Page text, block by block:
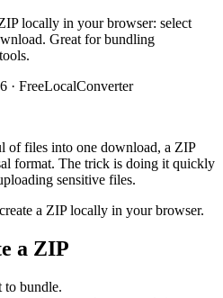
locally in your browser: select
Great for bundling
· FreeLocalConverter
of files into one download, a ZIP
format. The trick is doing it quickly
sensitive files.
a ZIP locally in your browser.
a ZIP
to bundle.